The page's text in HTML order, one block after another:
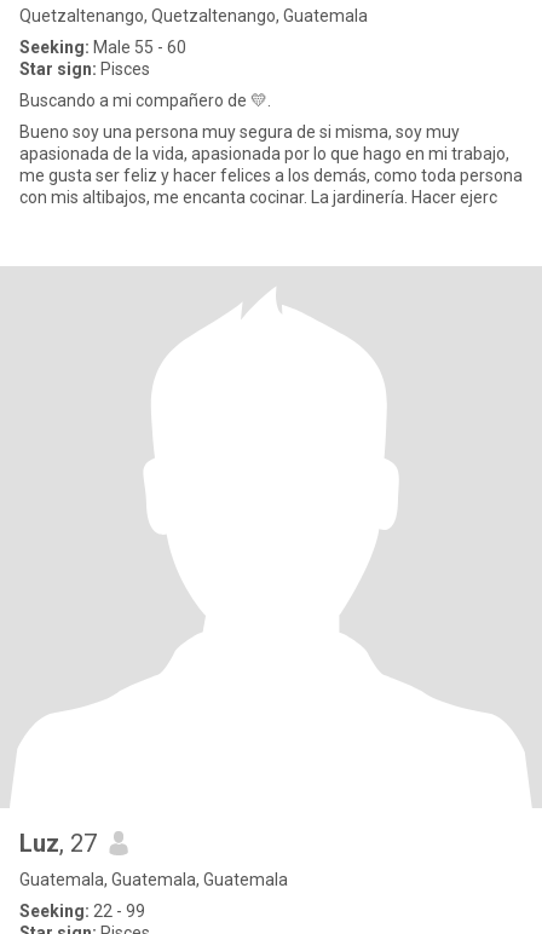
Quetzaltenango, Quetzaltenango, Guatemala
Seeking: Male 55 - 60
Star sign: Pisces
Buscando a mi compañero de 💛.
Bueno soy una persona muy segura de si misma, soy muy
apasionada de la vida, apasionada por lo que hago en mi trabajo,
me gusta ser feliz y hacer felices a los demás, como toda persona
con mis altibajos, me encanta cocinar. La jardinería. Hacer ejerc
Luz, 27
Guatemala, Guatemala, Guatemala
Seeking: 22 - 99